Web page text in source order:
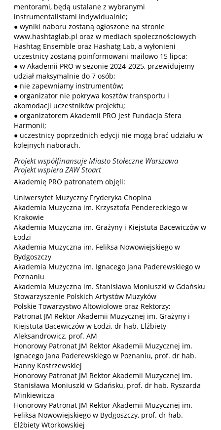
mentorami, będą ustalane z wybranymi
instrumentalistami indywidualnie;
● wyniki naboru zostaną ogłoszone na stronie
www.hashtaglab.pl oraz w mediach społecznościowych
Hashtag Ensemble oraz Hashatg Lab, a wyłonieni
uczestnicy zostaną poinformowani mailowo 15 lipca;
● w Akademii PRO w sezonie 2024-2025, przewidujemy
udział maksymalnie do 7 osób;
● nie zapewniamy instrumentów;
● organizator nie pokrywa kosztów transportu i
akomodacji uczestników projektu;
● organizatorem Akademii PRO jest Fundacja Sfera
Harmonii;
● uczestnicy poprzednich edycji nie mogą brać udziału w
kolejnych naborach.
Projekt współfinansuje Miasto Stołeczne Warszawa
Projekt wspiera ZAW Stoart
Akademię PRO patronatem objęli:
Uniwersytet Muzyczny Fryderyka Chopina
Akademia Muzyczna im. Krzysztofa Pendereckiego w
Krakowie
Akademia Muzyczna im. Grażyny i Kiejstuta Bacewiczów w
Łodzi
Akademia Muzyczna im. Feliksa Nowowiejskiego w
Bydgoszczy
Akademia Muzyczna im. Ignacego Jana Paderewskiego w
Poznaniu
Akademia Muzyczna im. Stanisława Moniuszki w Gdańsku
Stowarzyszenie Polskich Artystów Muzyków
Polskie Towarzystwo Altowiolowe oraz Rektorzy:
Patronat JM Rektor Akademii Muzycznej im. Grażyny i
Kiejstuta Bacewiczów w Łodzi, dr hab. Elżbiety
Aleksandrowicz, prof. AM
Honorowy Patronat JM Rektor Akademii Muzycznej im.
Ignacego Jana Paderewskiego w Poznaniu, prof. dr hab.
Hanny Kostrzewskiej
Honorowy Patronat JM Rektor Akademii Muzycznej im.
Stanisława Moniuszki w Gdańsku, prof. dr hab. Ryszarda
Minkiewicza
Honorowy Patronat JM Rektor Akademii Muzycznej im.
Feliksa Nowowiejskiego w Bydgoszczy, prof. dr hab.
Elżbiety Wtorkowskiej